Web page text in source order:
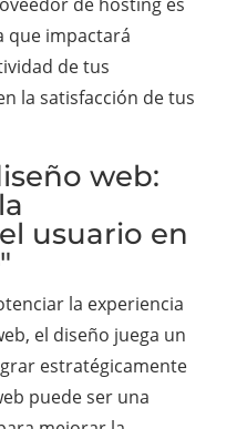
que impactará
de tus
la satisfacción de tus
web:
usuario en
la experiencia
el diseño juega un
estratégicamente
puede ser una